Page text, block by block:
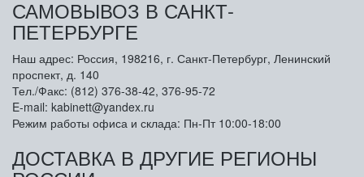
САМОВЫВОЗ В САНКТ-
ПЕТЕРБУРГЕ
Наш адрес: Россия, 198216, г. Санкт-Петербург, Ленинский
проспект, д. 140
Тел./Факс: (812) 376-38-42, 376-95-72
E-mail: kabinett@yandex.ru
Режим работы офиса и склада: Пн-Пт 10:00-18:00
ДОСТАВКА В ДРУГИЕ РЕГИОНЫ